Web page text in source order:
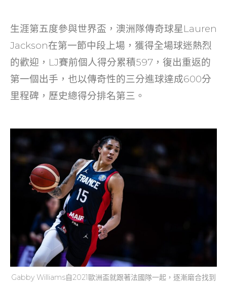
生涯第五度參與世界盃，澳洲隊傳奇球星Lauren
Jackson在第一節中段上場，獲得全場球迷熱烈
的歡迎，LJ賽前個人得分累積597，復出重返的
第一個出手，也以傳奇性的三分進球達成600分
里程碑，歷史總得分排名第三。
Gabby Williams自2021歐洲盃就跟著法國隊一起，逐漸磨合找到